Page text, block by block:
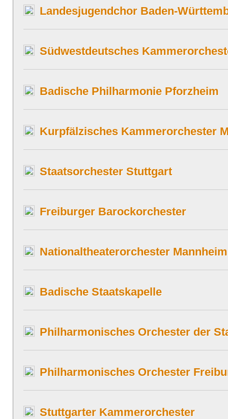
Landesjugendchor Baden-
Südwestdeutsches
Badische Philharmonie Pforzheim
Kurpfälzisches Kammerorchester
Staatsorchester Stuttgart
Freiburger Barockorchester
Nationaltheaterorchester Mannheim
Badische Staatskapelle
Philharmonisches Orchester der
Philharmonisches Orchester
Stuttgarter Kammerorchester